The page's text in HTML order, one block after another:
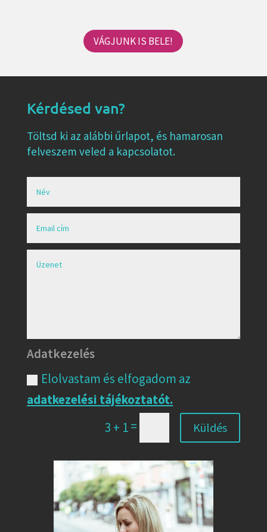
VÁGJUNK IS BELE!
Kérdésed van?
Töltsd ki az alábbi űrlapot, és hamarosan
felveszem veled a kapcsolatot.
Adatkezelés
Elolvastam és elfogadom az
adatkezelési tájékoztatót.
3 + 1= Küldés